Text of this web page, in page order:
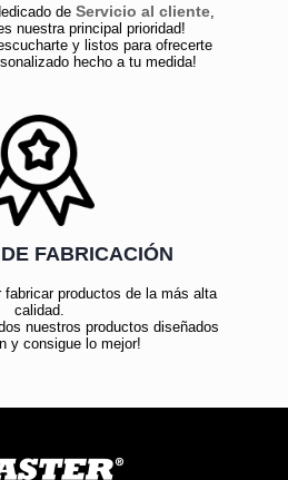
de Servicio al cliente,
nuestra principal prioridad!
y listos para ofrecerte
hecho a tu medida!
FABRICACIÓN
productos de la más alta
calidad.
nuestros productos diseñados
y consigue lo mejor!